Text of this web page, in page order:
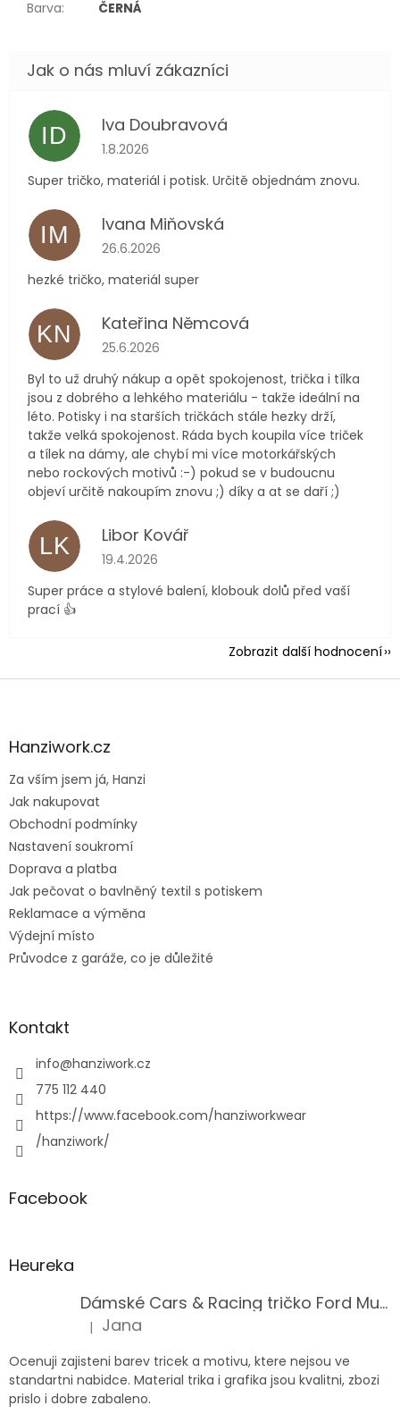
Barva: ČERNÁ
ID Iva Doubravová
Hodnocení obchodu je 5 z 5 hvězdiček.
1.8.2026
Super tričko, materiál i potisk. Určitě objednám znovu.
IM Ivana Miňovská
Hodnocení obchodu je 5 z 5 hvězdiček.
26.6.2026
hezké tričko, materiál super
KN Kateřina Němcová
Hodnocení obchodu je 5 z 5 hvězdiček.
25.6.2026
Byl to už druhý nákup a opět spokojenost, trička i tílka
jsou z dobrého a lehkého materiálu - takže ideální na
léto. Potisky i na starších tričkách stále hezky drží,
takže velká spokojenost. Ráda bych koupila více triček
a tílek na dámy, ale chybí mi více motorkářských
nebo rockových motivů :-) pokud se v budoucnu
objeví určitě nakoupím znovu ;) díky a at se daří ;)
LK Libor Kovář
Hodnocení obchodu je 5 z 5 hvězdiček.
19.4.2026
Super práce a stylové balení, klobouk dolů před vaší
prací 👍
Zobrazit další hodnocení
Z
aHanziwork.cz
Za vším jsem já, Hanzi
Jak nakupovat
Obchodní podmínky
Nastavení soukromí
Doprava a platba
Jak pečovat o bavlněný textil s potiskem
Reklamace a výměna
Výdejní místo
Průvodce z garáže, co je důležité
Kontakt
info@hanziwork.cz
775 112 440
https://www.facebook.com/hanziworkwear
/hanziwork/
Facebook
Heureka
Dámské Cars & Racing tričko Ford Mustang 5. generace
Hodnocení produktu je 5 z 5 hvězdiček.
| Jana
Ocenuji zajisteni barev tricek a motivu, ktere nejsou ve
standartni nabidce. Material trika i grafika jsou kvalitni, zbozi
prislo i dobre zabaleno.